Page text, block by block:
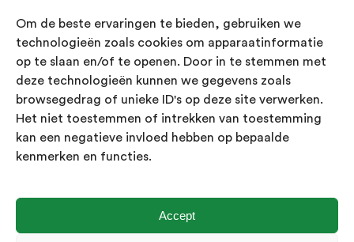
Om de beste ervaringen te bieden, gebruiken we
technologieën zoals cookies om apparaatinformatie
op te slaan en/of te openen. Door in te stemmen met
deze technologieën kunnen we gegevens zoals
browsegedrag of unieke ID's op deze site verwerken.
Het niet toestemmen of intrekken van toestemming
kan een negatieve invloed hebben op bepaalde
kenmerken en functies.
Accept
04-05 November / SVG FAIR Winterswijk
Bestel GRATIS kaarten
24-26 March / IAW Trade Fair - Cologne
Bestel GRATIS kaarten
Contact